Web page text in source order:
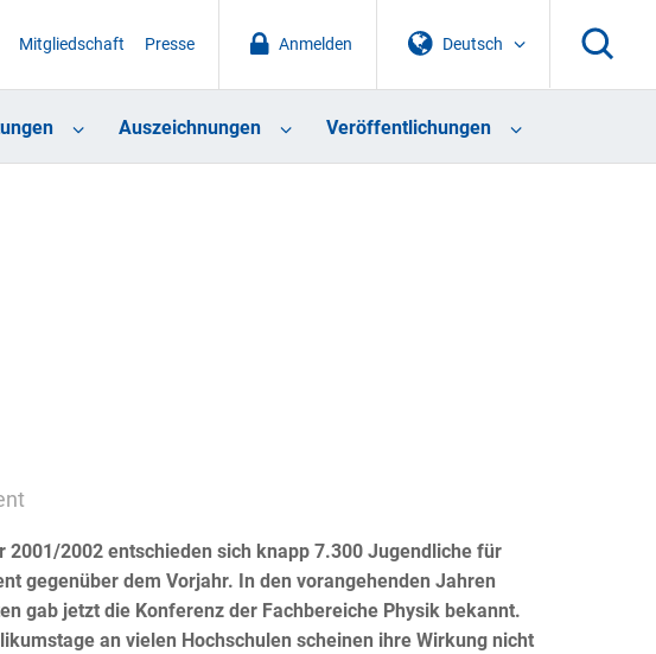
Deutsch
Anmelden
Mitgliedschaft Presse
Auszeichnungen Veröffentlichungen
2002 entschieden sich knapp 7.300 Jugendliche für
gegenüber dem Vorjahr. In den vorangehenden Jahren
gab jetzt die Konferenz der Fachbereiche Physik bekannt.
an vielen Hochschulen scheinen ihre Wirkung nicht